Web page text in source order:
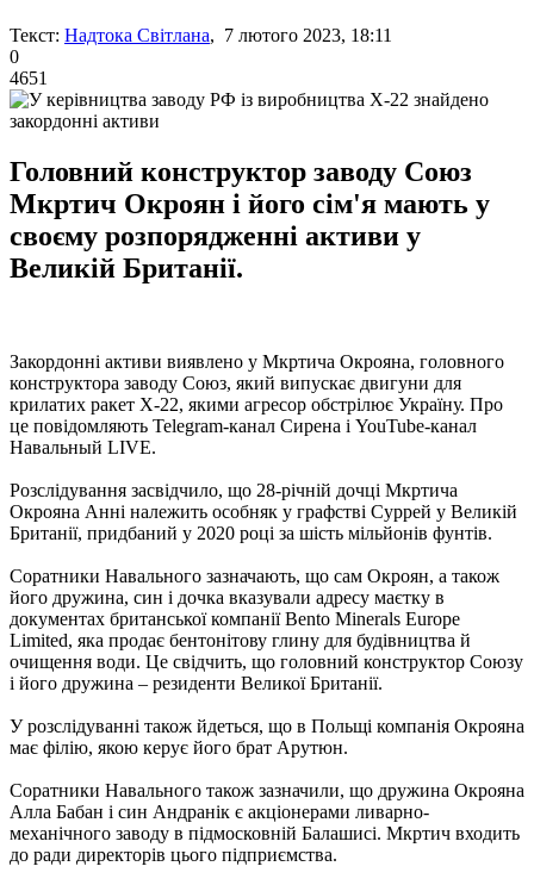
Текст: Надтока Світлана, 7 лютого 2023, 18:11
0
4651
Головний конструктор заводу Союз
Мкртич Окроян і його сім'я мають у
своєму розпорядженні активи у
Великій Британії.
Закордонні активи виявлено у Мкртича Окрояна, головного
конструктора заводу Союз, який випускає двигуни для
крилатих ракет Х-22, якими агресор обстрілює Україну. Про
це повідомляють Telegram-канал Сирена і YouTube-канал
Навальный LIVE.
Розслідування засвідчило, що 28-річній дочці Мкртича
Окрояна Анні належить особняк у графстві Суррей у Великій
Британії, придбаний у 2020 році за шість мільйонів фунтів.
Соратники Навального зазначають, що сам Окроян, а також
його дружина, син і дочка вказували адресу маєтку в
документах британської компанії Bento Minerals Europe
Limited, яка продає бентонітову глину для будівництва й
очищення води. Це свідчить, що головний конструктор Союзу
і його дружина – резиденти Великої Британії.
У розслідуванні також йдеться, що в Польщі компанія Окрояна
має філію, якою керує його брат Арутюн.
Соратники Навального також зазначили, що дружина Окрояна
Алла Бабан і син Андранік є акціонерами ливарно-
механічного заводу в підмосковній Балашисі. Мкртич входить
до ради директорів цього підприємства.